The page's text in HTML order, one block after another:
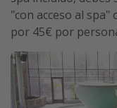
"con acceso al
por 45€ por